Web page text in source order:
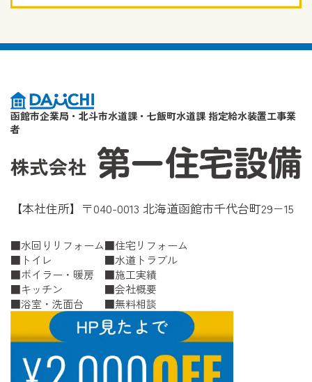
函館市企業局・北斗市水道課・七飯町水道課 指定給水装置工事業
者
【本社住所】〒040-0013 北海道函館市千代台町29−15
水回りリフォーム
トイレ
ボイラー・暖房
キッチン
浴室・洗面台
住宅リフォーム
水道トラブル
施工実績
会社概要
無料相談